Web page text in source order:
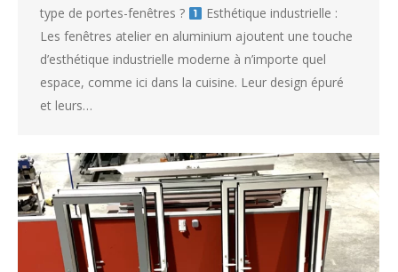
type de portes-fenêtres ?
Esthétique industrielle :
Les fenêtres atelier en aluminium ajoutent une touche
d’esthétique industrielle moderne à n’importe quel
espace, comme ici dans la cuisine. Leur design épuré
et leurs…